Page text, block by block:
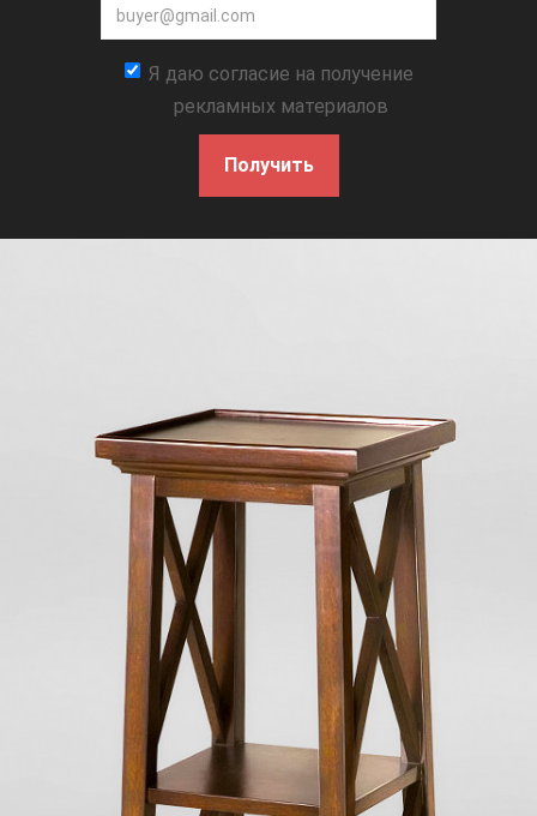
Я даю согласие на получение
рекламных материалов
Получить